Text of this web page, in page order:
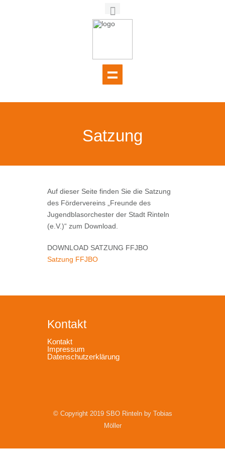
Satzung
Auf dieser Seite finden Sie die Satzung
des Fördervereins „Freunde des
Jugendblasorchester der Stadt Rinteln
(e.V.)“ zum Download.
DOWNLOAD SATZUNG FFJBO
Satzung FFJBO
Kontakt
Kontakt
Impressum
Datenschutzerklärung
© Copyright 2019 SBO Rinteln by Tobias
Möller